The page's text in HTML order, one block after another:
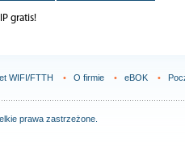
gratis!
WIFI/FTTH • O firmie • eBOK •
prawa zastrzeżone.